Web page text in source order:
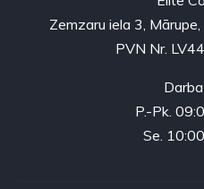
Zemzaru iela 3,
PVN Nr.
P.-Pk.
Se.